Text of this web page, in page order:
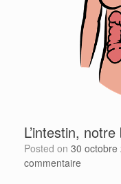
L’intestin,
Posted on 30 octobre
commentaire